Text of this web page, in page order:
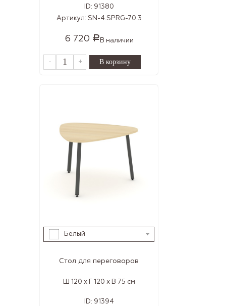
ID: 91380
Артикул: SN-4.SPRG-70.3
6 720 Р В наличии
- +
Белый
Стол для переговоров
Ш 120 x Г 120 x В 75 см
ID: 91394